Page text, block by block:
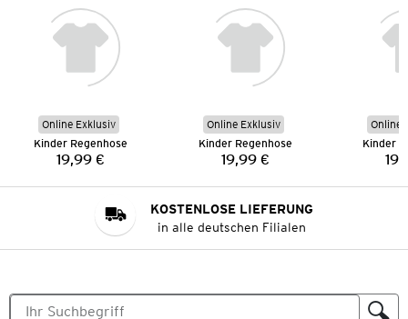
Online Exklusiv
Kinder Regenhose
Preis:
19,99 €
Online Exklusiv
Kinder Regenhose
Preis:
19,99 €
Online
Kinder
KOSTENLOSE LIEFERUNG
in alle deutschen Filialen